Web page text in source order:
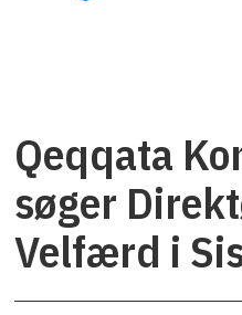
Qeqqata
søger
Velfærd i